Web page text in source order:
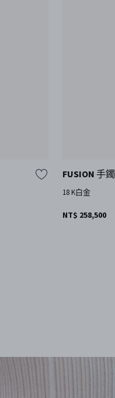
FUSION 手鐲
18 K白金
NT$ 258,500